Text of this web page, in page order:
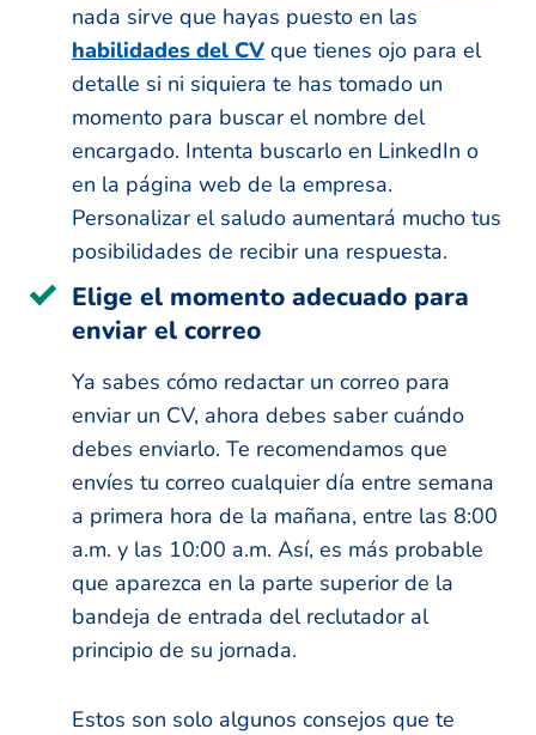
nada sirve que hayas puesto en las
habilidades del CV que tienes ojo para el
detalle si ni siquiera te has tomado un
momento para buscar el nombre del
encargado. Intenta buscarlo en LinkedIn o
en la página web de la empresa.
Personalizar el saludo aumentará mucho tus
posibilidades de recibir una respuesta.
Elige el momento adecuado para
enviar el correo
Ya sabes cómo redactar un correo para
enviar un CV, ahora debes saber cuándo
debes enviarlo. Te recomendamos que
envíes tu correo cualquier día entre semana
a primera hora de la mañana, entre las 8:00
a.m. y las 10:00 a.m. Así, es más probable
que aparezca en la parte superior de la
bandeja de entrada del reclutador al
principio de su jornada.
Estos son solo algunos consejos que te